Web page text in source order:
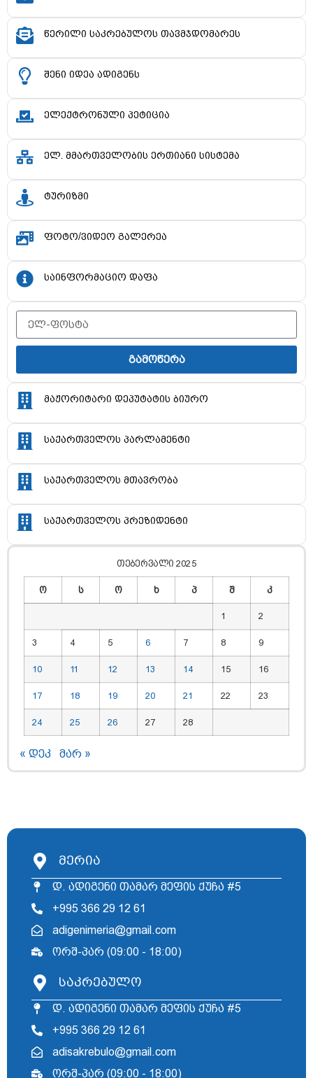
წერილი საკრებულოს თავმჯდომარეს
შენი იდეა ადიგენს
ელექტრონული პეტიცია
ელ. მმართველობის ერთიანი სისტემა
ტურიზმი
ფოტო/ვიდეო გალერეა
საინფორმაციო დაფა
გამოწერა
მაჟორიტარი დეპუტატის ბიურო
საქართველოს პარლამენტი
საქართველოს მთავრობა
საქართველოს პრეზიდენტი
თებერვალი 2025
ო ს ო ხ პ შ კ
1 2
3 4 5 6 7 8 9
10 11 12 13 14 15 16
17 18 19 20 21 22 23
24 25 26 27 28
« დეკ მარ »
მერია
დ. ადიგენი თამარ მეფის ქუჩა #5
+995 366 29 12 61
adigenimeria@gmail.com
ორშ-პარ (09:00 - 18:00)
საკრებულო
დ. ადიგენი თამარ მეფის ქუჩა #5
+995 366 29 12 61
adisakrebulo@gmail.com
ორშ-პარ (09:00 - 18:00)